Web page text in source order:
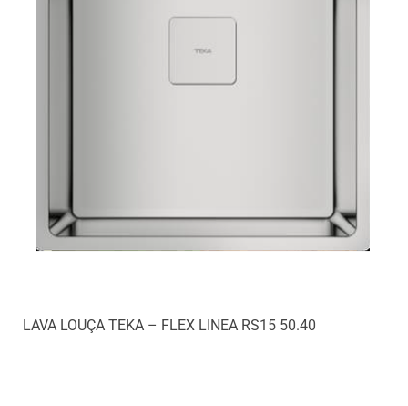
LAVA LOUÇA TEKA – FLEX LINEA RS15 50.40